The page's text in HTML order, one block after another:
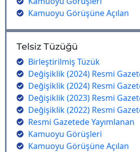
Kamuoyu Görüşüne Açılan
Telsiz Tüzüğü
Birleştirilmiş Tüzük
Değişiklik (2024) Resmi
Değişiklik (2024) Resmi
Değişiklik (2023) Resmi
Değişiklik (2022) Resmi
Resmi Gazetede Yayımlanan
Kamuoyu Görüşleri
Kamuoyu Görüşüne Açılan